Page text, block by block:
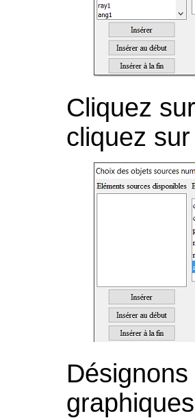
Cliquez
cliquez